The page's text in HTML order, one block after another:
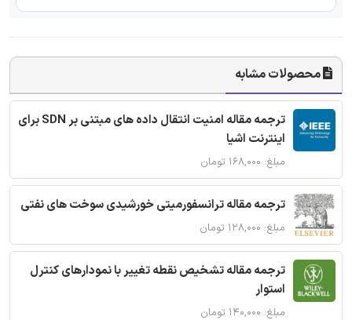
محصولات مشابه
ترجمه مقاله امنیت انتقال داده های مبتنی بر SDN برای
اینترنت اشیا
مبلغ: ۱۶۸,۰۰۰ تومان
ترجمه مقاله ترانسفورمیتی خورشیدی سوخت های نفتی
مبلغ: ۱۲۸,۰۰۰ تومان
ترجمه مقاله تشخیص نقطه تغییر با نمودارهای کنترل
استوار
مبلغ: ۱۴۰,۰۰۰ تومان